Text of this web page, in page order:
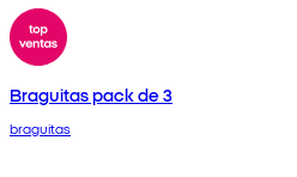
Braguitas pack de 3
braguitas